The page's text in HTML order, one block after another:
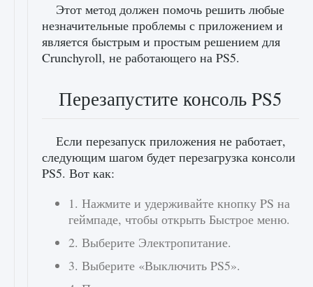
Этот метод должен помочь решить любые
незначительные проблемы с приложением и
является быстрым и простым решением для
Crunchyroll, не работающего на PS5.
Перезапустите консоль PS5
Если перезапуск приложения не работает,
следующим шагом будет перезагрузка консоли
PS5. Вот как:
1. Нажмите и удерживайте кнопку PS на
геймпаде, чтобы открыть Быстрое меню.
2. Выберите Электропитание.
3. Выберите «Выключить PS5».